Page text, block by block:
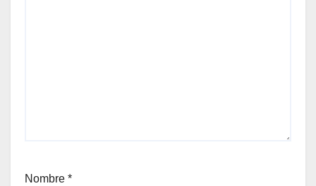
Nombre *